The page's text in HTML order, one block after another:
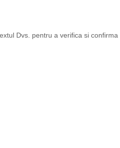
Dvs. pentru a verifica si confirma